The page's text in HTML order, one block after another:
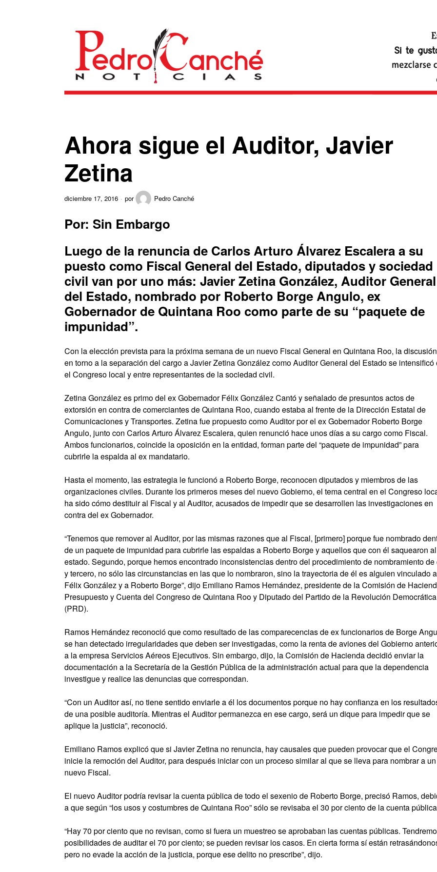
Ahora sigue el Auditor, Javier
Zetina
diciembre 17, 2016 por Pedro Canché
Por: Sin Embargo
Luego de la renuncia de Carlos Arturo Álvarez Escalera a su
puesto como Fiscal General del Estado, diputados y sociedad
civil van por uno más: Javier Zetina González, Auditor General
del Estado, nombrado por Roberto Borge Angulo, ex
Gobernador de Quintana Roo como parte de su “paquete de
impunidad”.
Con la elección prevista para la próxima semana de un nuevo Fiscal General en Quintana Roo, la discusión
en torno a la separación del cargo a Javier Zetina González como Auditor General del Estado se intensificó
el Congreso local y entre representantes de la sociedad civil.
Zetina González es primo del ex Gobernador Félix González Cantó y señalado de presuntos actos de
extorsión en contra de comerciantes de Quintana Roo, cuando estaba al frente de la Dirección Estatal de
Comunicaciones y Transportes. Zetina fue propuesto como Auditor por el ex Gobernador Roberto Borge
Angulo, junto con Carlos Arturo Álvarez Escalera, quien renunció hace unos días a su cargo como Fiscal.
Ambos funcionarios, coincide la oposición en la entidad, forman parte del “paquete de impunidad” para
cubrirle la espalda al ex mandatario.
Hasta el momento, las estrategia le funcionó a Roberto Borge, reconocen diputados y miembros de las
organizaciones civiles. Durante los primeros meses del nuevo Gobierno, el tema central en el Congreso
ha sido cómo destituir al Fiscal y al Auditor, acusados de impedir que se desarrollen las investigaciones en
contra del ex Gobernador.
“Tenemos que remover al Auditor, por las mismas razones que al Fiscal, [primero] porque fue nombrado
de un paquete de impunidad para cubrirle las espaldas a Roberto Borge y aquellos que con él saquearon al
estado. Segundo, porque hemos encontrado inconsistencias dentro del procedimiento de nombramiento de
y tercero, no sólo las circunstancias en las que lo nombraron, sino la trayectoria de él es alguien vinculado a
Félix González y a Roberto Borge”, dijo Emiliano Ramos Hernández, presidente de la Comisión de
Presupuesto y Cuenta del Congreso de Quintana Roo y Diputado del Partido de la Revolución Democrática
(PRD).
Ramos Hernández reconoció que como resultado de las comparecencias de ex funcionarios de Borge
se han detectado irregularidades que deben ser investigadas, como la renta de aviones del Gobierno
a la empresa Servicios Aéreos Ejecutivos. Sin embargo, dijo, la Comisión de Hacienda decidió enviar la
documentación a la Secretaría de la Gestión Pública de la administración actual para que la dependencia
investigue y realice las denuncias que correspondan.
“Con un Auditor así, no tiene sentido enviarle a él los documentos porque no hay confianza en los
de una posible auditoría. Mientras el Auditor permanezca en ese cargo, será un dique para impedir que se
aplique la justicia”, reconoció.
Emiliano Ramos explicó que si Javier Zetina no renuncia, hay causales que pueden provocar que el
inicie la remoción del Auditor, para después iniciar con un proceso similar al que se lleva para nombrar a un
nuevo Fiscal.
El nuevo Auditor podría revisar la cuenta pública de todo el sexenio de Roberto Borge, precisó Ramos,
a que según “los usos y costumbres de Quintana Roo” sólo se revisaba el 30 por ciento de la cuenta
“Hay 70 por ciento que no revisan, como si fuera un muestreo se aprobaban las cuentas públicas.
posibilidades de auditar el 70 por ciento; se pueden revisar los casos. En cierta forma sí están
pero no evade la acción de la justicia, porque ese delito no prescribe”, dijo.